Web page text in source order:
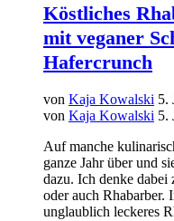
Köstliches
mit veganer
Hafercrunch
von Kaja Kowalski 5.
von Kaja Kowalski 5.
Auf manche
ganze Jahr über und
dazu. Ich denke dabei
oder auch Rhabarber.
unglaublich leckeres